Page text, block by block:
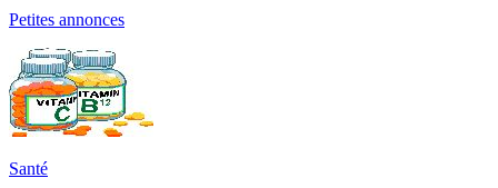
Petites annonces
Santé